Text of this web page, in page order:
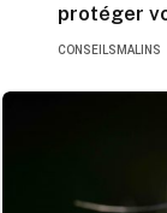
protéger
CONSEILSMALINS